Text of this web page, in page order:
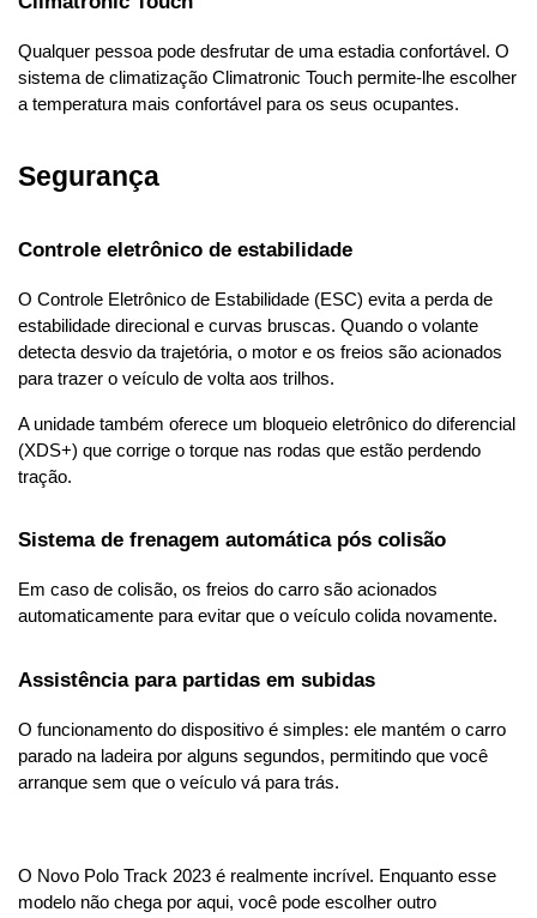
Qualquer pessoa pode desfrutar de uma estadia confortável. O
sistema de climatização Climatronic Touch permite-lhe escolher
a temperatura mais confortável para os seus ocupantes.
Segurança
Controle eletrônico de estabilidade
O Controle Eletrônico de Estabilidade (ESC) evita a perda de
estabilidade direcional e curvas bruscas. Quando o volante
detecta desvio da trajetória, o motor e os freios são acionados
para trazer o veículo de volta aos trilhos.
A unidade também oferece um bloqueio eletrônico do diferencial
(XDS+) que corrige o torque nas rodas que estão perdendo
tração.
Sistema de frenagem automática pós colisão
Em caso de colisão, os freios do carro são acionados
automaticamente para evitar que o veículo colida novamente.
Assistência para partidas em subidas
O funcionamento do dispositivo é simples: ele mantém o carro
parado na ladeira por alguns segundos, permitindo que você
arranque sem que o veículo vá para trás.
O Novo Polo Track 2023 é realmente incrível. Enquanto esse
modelo não chega por aqui, você pode escolher outro